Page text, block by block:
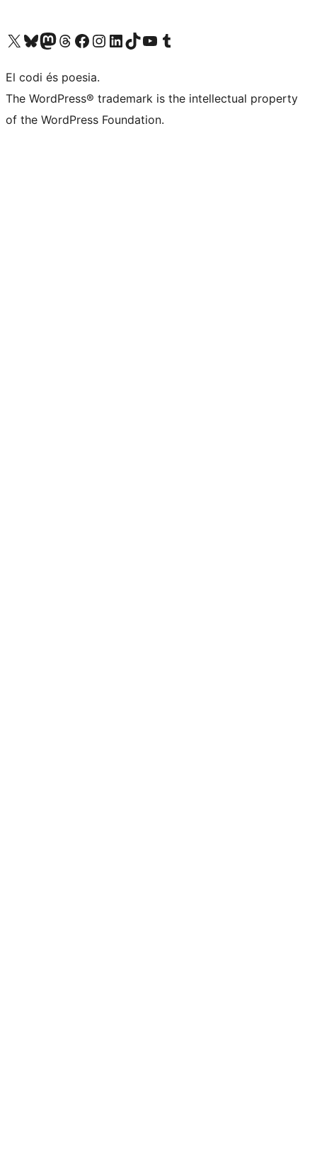
Visiteu el nostre compte X (abans Twitter)
Visiteu el nostre compte de Bluesky
Visiteu el nostre compte al Mastodon
Visiteu el nostre compte de Threads
Visiteu la nostra pàgina al Facebook
Visiteu el nostre compte d'Instagram
Visiteu el nostre compte de LinkedIn
Visiteu el nostre compte de TikTok
Visiteu el nostre canal al YouTube
Visiteu el nostre compte de Tumblr
El codi és poesia.
The WordPress® trademark is the intellectual property
of the WordPress Foundation.